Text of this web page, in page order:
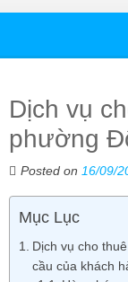
Dịch vụ
phường
Posted on 16/09/
Mục Lục
Dịch vụ cho
cầu của khách